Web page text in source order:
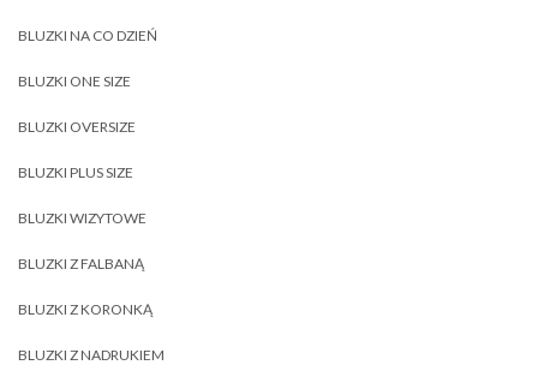
BLUZKI NA CO DZIEŃ
BLUZKI ONE SIZE
BLUZKI OVERSIZE
BLUZKI PLUS SIZE
BLUZKI WIZYTOWE
BLUZKI Z FALBANĄ
BLUZKI Z KORONKĄ
BLUZKI Z NADRUKIEM